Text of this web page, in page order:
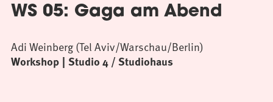
WS 05: Gaga am Abend
Workshop Studio 4 / Studiohaus
Adi Weinberg (Tel Aviv/Warschau/Berlin)